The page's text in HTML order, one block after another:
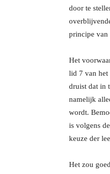
door te
principe van
Het
lid 7 van het
druist dat in
namelijk
wordt.
is volgens
keuze der
Het zou